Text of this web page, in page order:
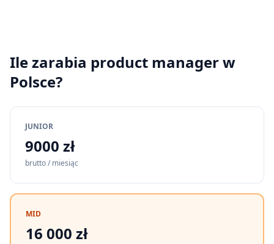
Ile zarabia product managerw
Polsce?
JUNIOR
9000 zł
brutto / miesiąc
MID
16 000 zł